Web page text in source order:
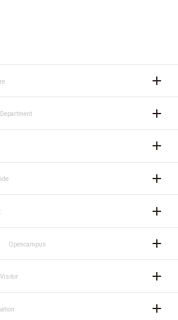
Department
Opencampus
Visitor